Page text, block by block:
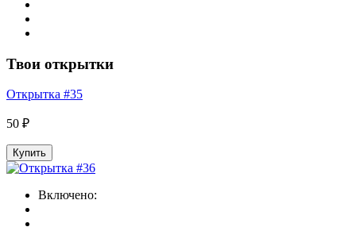
Твои открытки
Открытка #35
50 ₽
Купить
Включено: